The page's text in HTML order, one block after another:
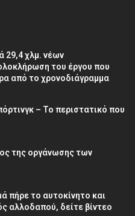
29,4 χλμ. νέων
του έργου που
από το χρονοδιάγραμμα
– Το περιστατικό που
της οργάνωσης των
πήρε το αυτοκίνητο και
αλλοδαπού, δείτε βίντεο